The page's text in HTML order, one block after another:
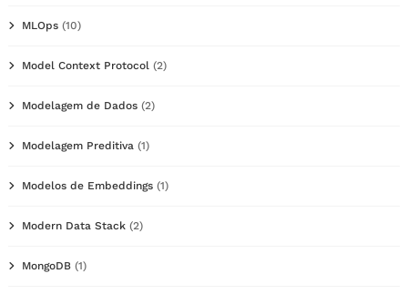
MLOps (10)
Model Context Protocol (2)
Modelagem de Dados (2)
Modelagem Preditiva (1)
Modelos de Embeddings (1)
Modern Data Stack (2)
MongoDB (1)